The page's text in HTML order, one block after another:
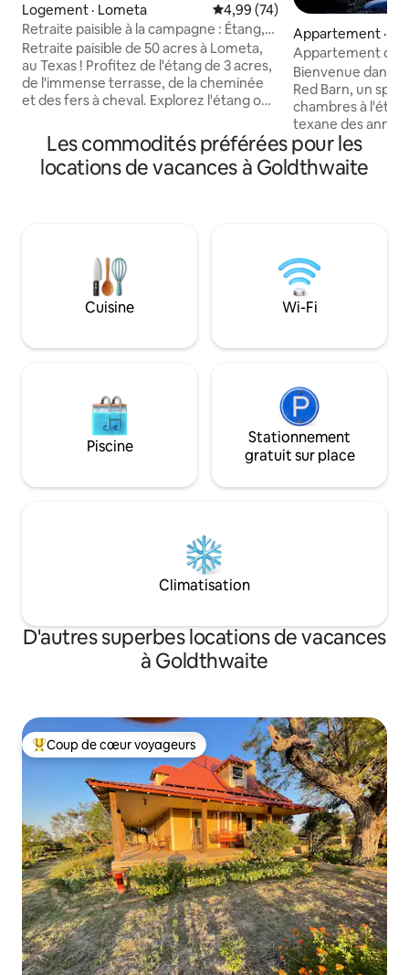
Logement · Lometa Note moyenne de 4,99 sur 5,
4,99 (74)
Retraite paisible à la campagne : Étang,
terrasse, foyer
Retraite paisible de 50 acres à Lometa,
au Texas ! Profitez de l'étang de 3 acres,
de l'immense terrasse, de la cheminée
et des fers à cheval. Explorez l'étang ou
confortable. À l'intérieur, détendez-
vous avec un billard, des fléchettes, des
jeux de société ou détendez-vous dans
proximité, cette retraite offre l'évasion
parfaite de la vie quotidienne. Points
forts : Étang de ✓ 3 acres ✓ Grande
terrasse ✓ Foyer ✓ Fers Trou ✓ du maïs
Appartement ·
Appartement
90 $/NGT Offre
Bienvenue dans
Red Barn, un
chambres à
texane des
rénovée.
modernes
chambre
Fisher Street, la
Goldthwaite, au
ville pittoresque,
restaurants, des
jolies boutiques à
Les commodités préférées pour les
locations de vacances à Goldthwaite
Cuisine Wi-Fi
Piscine
Stationnement
gratuit sur place
Climatisation
D'autres superbes locations de vacances
à Goldthwaite
Coup de cœur voyageurs parmi les plus aimés
Coup de cœur voyageurs